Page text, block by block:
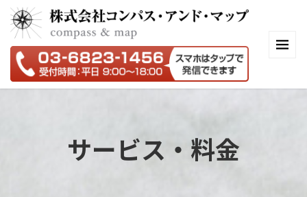
サービス・料金